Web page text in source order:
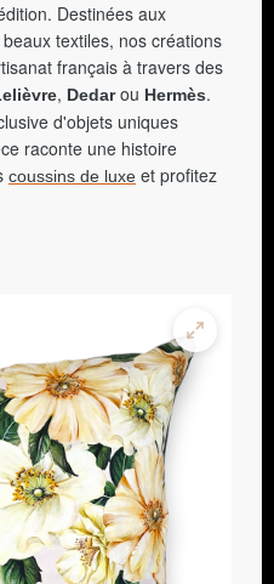
Destinées aux
textiles, nos créations
français à travers des
, Dedarou Hermès.
d'objets uniques
raconte une histoire
coussins de luxe et profitez